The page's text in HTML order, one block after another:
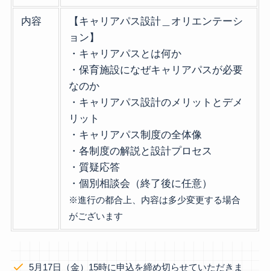
内容
【キャリアパス設計＿オリエンテーシ
ョン】
・キャリアパスとは何か
・保育施設になぜキャリアパスが必要
なのか
・キャリアパス設計のメリットとデメ
リット
・キャリアパス制度の全体像
・各制度の解説と設計プロセス
・質疑応答
・個別相談会（終了後に任意）
※進行の都合上、内容は多少変更する場合
がございます
5月17日（金）15時に申込を締め切らせていただきま